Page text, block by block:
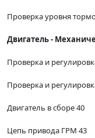
Проверка уровня
Двигатель -
Проверка и
Проверка и
Двигатель в сборе 40
Цепь привода ГРМ 43